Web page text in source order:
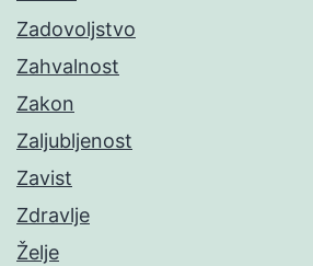
Zadovoljstvo
Zahvalnost
Zakon
Zaljubljenost
Zavist
Zdravlje
Želje